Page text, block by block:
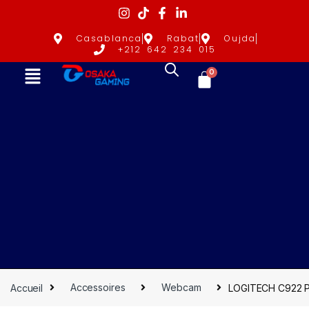
Casablanca Rabat
Oujda
+212 642 234 015
0
Accueil Accessoires Webcam LOGITECH C922